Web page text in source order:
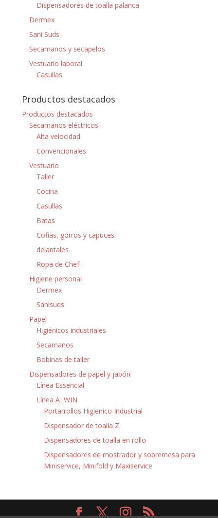
Dispensadores de toalla palanca
Dermex
Sani Suds
Secamanos y secapelos
Vestuario laboral
Casullas
Productos destacados
Productos destacados
Secamanos eléctricos
Alta velocidad
Convencionales
Vestuario
Taller
Cocina
Casullas
Batas
Cofias, gorros y capuces.
delantales
Ropa de Chef
Higiene personal
Dermex
Sanisuds
Papel
Higiénicos industriales
Secamanos
Bobinas de taller
Dispensadores de papel y jabón
Línea Essencial
Línea ALWIN
Portarrollos Higienico Industrial
Dispensador de toalla Z
Dispensadores de toalla en rollo
Dispensadores de mostrador y sobremesa para
Miniservice, Minifold y Maxiservice